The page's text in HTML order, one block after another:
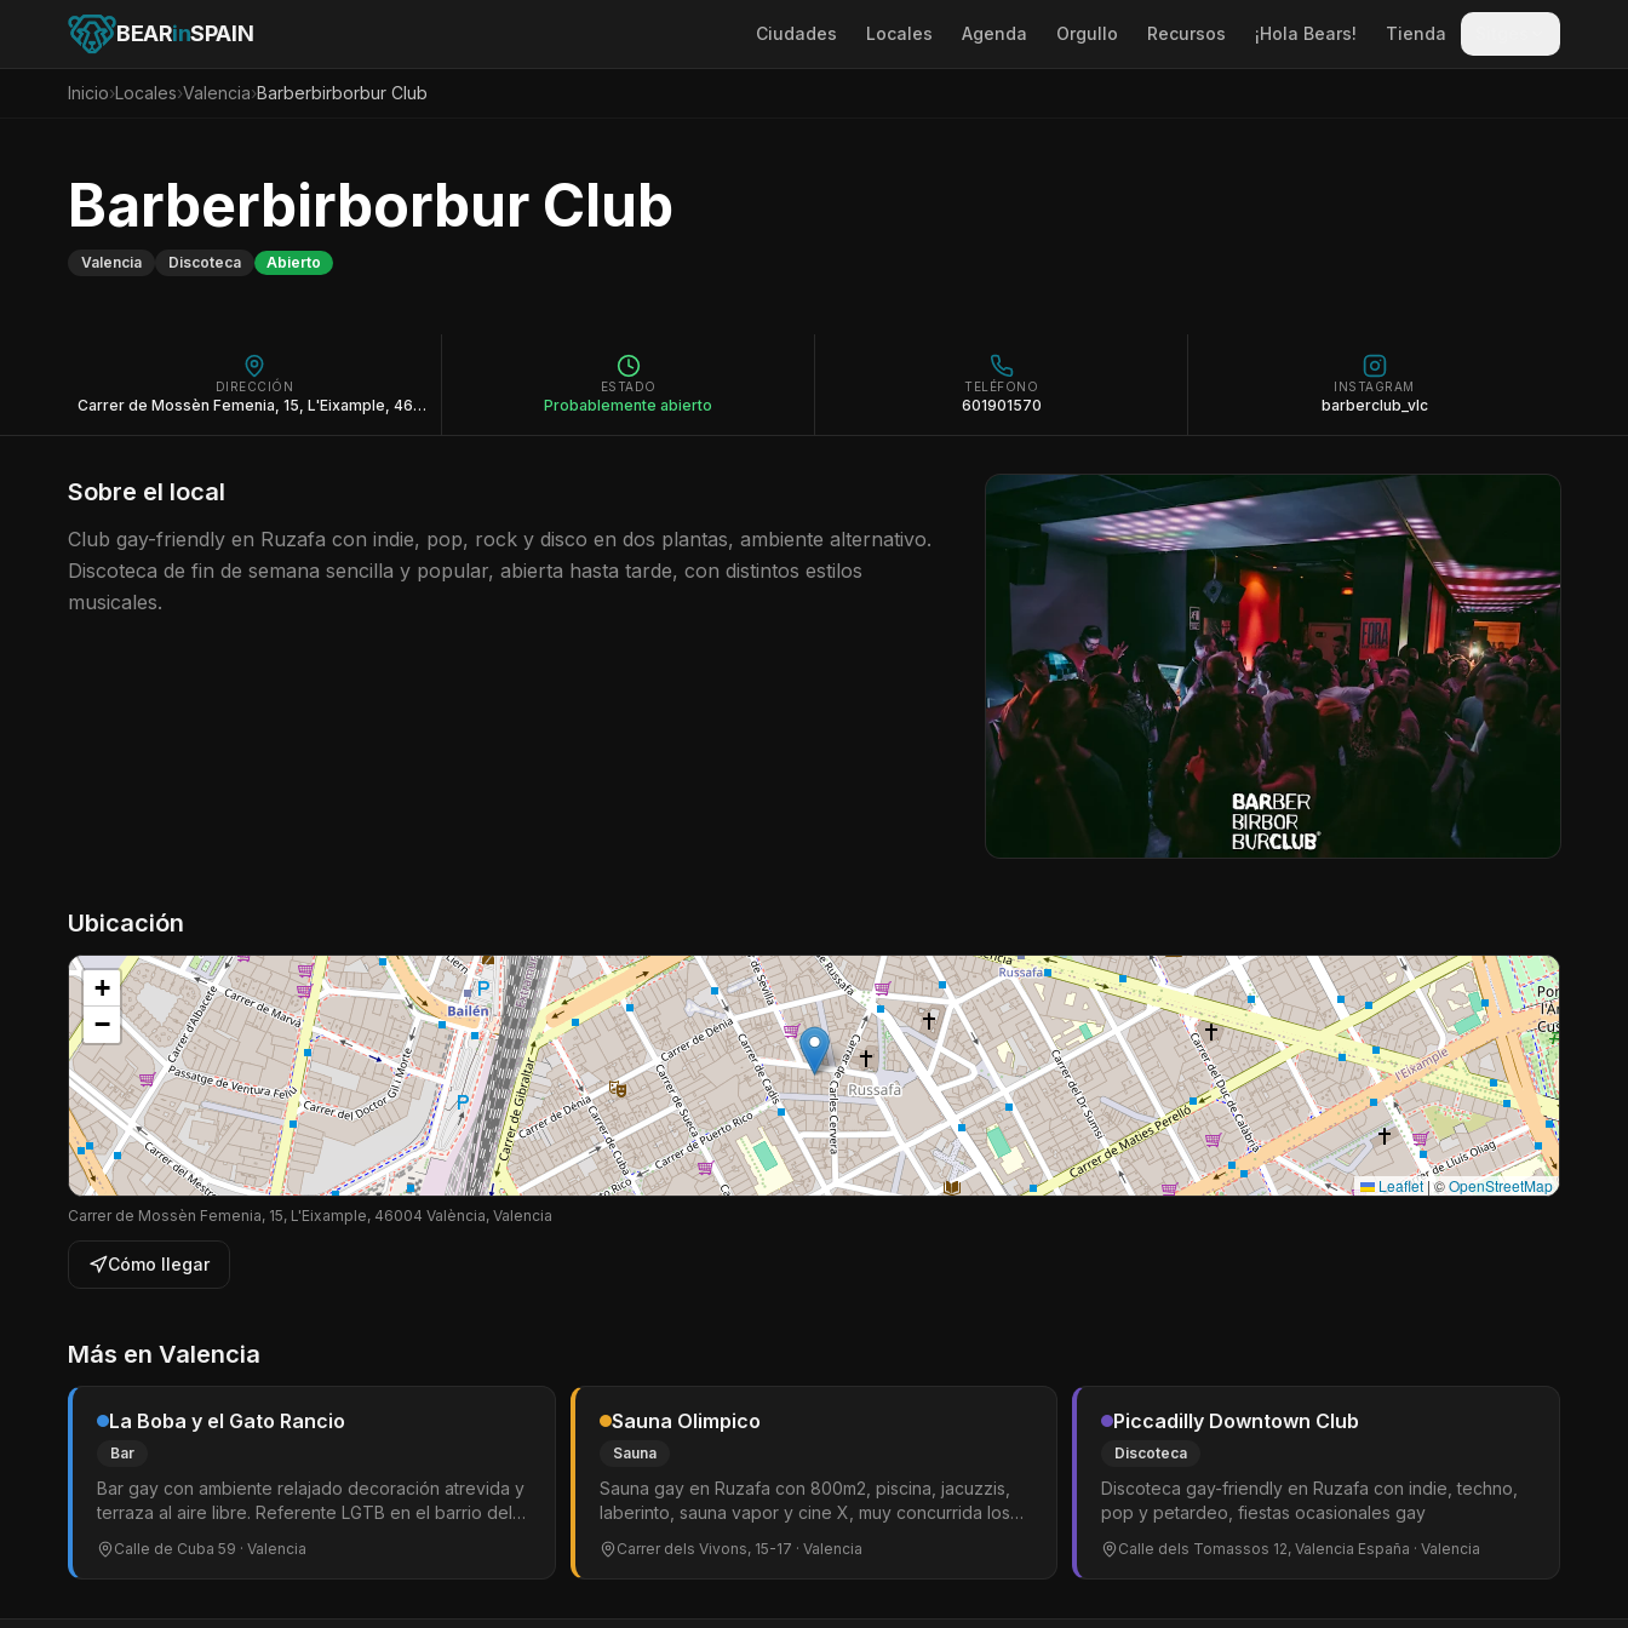
BEARinSPAIN Ciudades Locales Agenda Orgullo Recursos ¡Hola Bears! Tienda
Inicio›Locales›Valencia›Barberbirborbur Club
Barberbirborbur Club
Valencia Discoteca Abierto
DIRECCIÓN
Carrer de Mossèn Femenia, 15, L'Eixample, 46004 València, Valencia
ESTADO
Probablemente abierto
TELÉFONO
601901570
INSTAGRAM
barberclub_vlc
Sobre el local
Club gay-friendly en Ruzafa con indie, pop, rock y disco en dos plantas, ambiente alternativo.
Discoteca de fin de semana sencilla y popular, abierta hasta tarde, con distintos estilos
musicales.
Ubicación
+
−
Leaflet |©OpenStreetMap
Carrer de Mossèn Femenia, 15, L'Eixample, 46004 València, Valencia
Cómo llegar
Más en Valencia
La Boba y el Gato Rancio
Bar
Bar gay con ambiente relajado decoración atrevida y
terraza al aire libre. Referente LGTB en el barrio del
Carmen. Abierto todo el día ideal para picotear y
tomar algo por la noche.
Calle de Cuba 59 · Valencia
Sauna Olimpico
Sauna
Sauna gay en Ruzafa con 800m2, piscina, jacuzzis,
laberinto, sauna vapor y cine X, muy concurrida los
domingos
Carrer dels Vivons, 15-17 · Valencia
Piccadilly Downtown Club
Discoteca
Discoteca gay-friendly en Ruzafa con indie, techno,
pop y petardeo, fiestas ocasionales gay
Calle dels Tomassos 12, Valencia España · Valencia